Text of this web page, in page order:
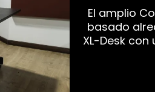
El amplio
basado
XL-Desk